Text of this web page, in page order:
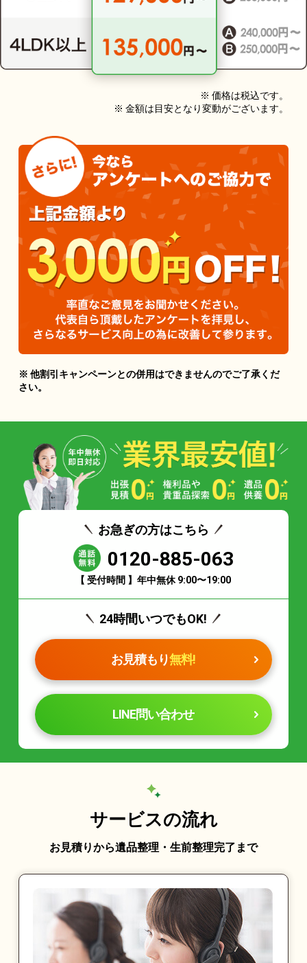
※ 価格は税込です。
※ 金額は目安となり変動がございます。
※ 他割引キャンペーンとの併用はできませんのでご了承くだ
さい。
お急ぎの方はこちら
0120-885-063
【 受付時間 】年中無休 9:00〜19:00
24時間いつでもOK!
お見積もり無料!
LINE問い合わせ
サービスの流れ
お見積りから遺品整理・生前整理完了まで